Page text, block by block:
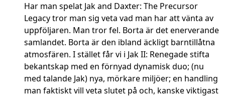
Har man spelat Jak and Daxter: The Precursor
Legacy tror man sig veta vad man har att vänta av
uppföljaren. Man tror fel. Borta är det enerverande
samlandet. Borta är den ibland äckligt barntillåtna
atmosfären. I stället får vi i Jak II: Renegade stifta
bekantskap med en förnyad dynamisk duo; (nu
med talande Jak) nya, mörkare miljöer; en handling
man faktiskt vill veta slutet på och, kanske viktigast